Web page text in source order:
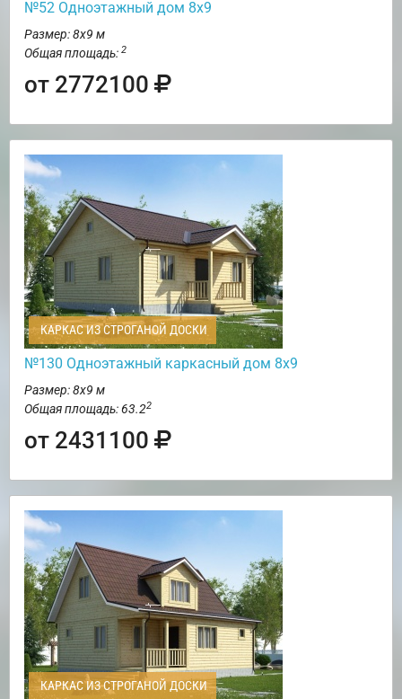
№52 Одноэтажный дом 8х9
Размер: 8х9 м
Общая площадь: 2
от 2772100
КАРКАС ИЗ СТРОГАНОЙ ДОСКИ
№130 Одноэтажный каркасный дом 8х9
Размер: 8х9 м
Общая площадь: 63.22
от 2431100
КАРКАС ИЗ СТРОГАНОЙ ДОСКИ